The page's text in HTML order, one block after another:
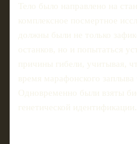
Тело было направлено на
комплексное посмертное
должны были не только
останков, но и попытаться
причины гибели, учитывая,
время марафонского заплыва
Одновременно были взяты
генетической идентификации.